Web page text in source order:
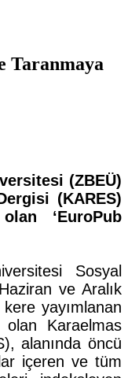
Taranmaya
(ZBEÜ)
(KARES)
‘EuroPub
Sosyal
ve Aralık
yayımlanan
olan Karaelmas
alanında öncü
içeren ve tüm